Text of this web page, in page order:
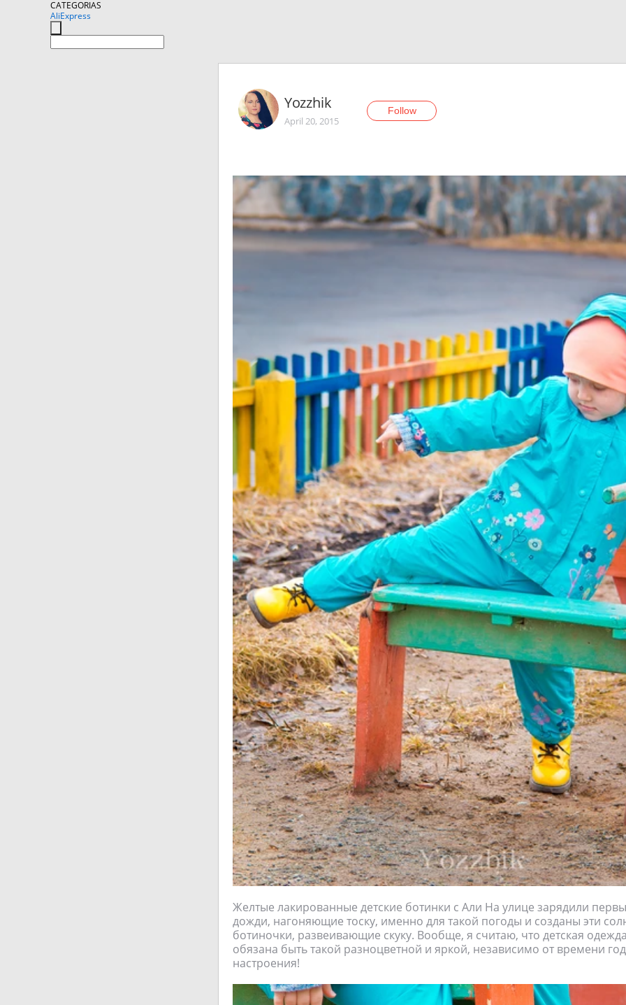
CATEGORIAS
AliExpress
Yozzhik
April 20, 2015
Follow
Желтые лакированные детские ботинки с Али На улице зарядили
дожди, нагоняющие тоску, именно для такой погоды и созданы эти
ботиночки, развеивающие скуку. Вообще, я считаю, что детская
обязана быть такой разноцветной и яркой, независимо от времени
настроения!